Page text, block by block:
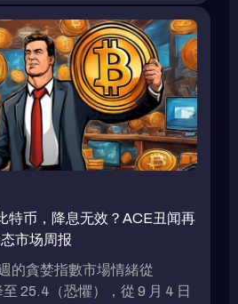
偶像imma击败假炒作网红的
动魔力，谁说一定要真人？
”吸粉丝上千万！创投资教学
观念、预防诈骗。
Bump has made it clear
特币，降息无效？ACE丑闻再
市场周报
的貪婪指數市場情緒從
25.4（恐懼），從 9 月 4 日